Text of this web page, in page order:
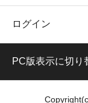
2025/3/22 遊戯
ス・ハンターズ
ジャスティス
2025/3/14 ポケ
強化拡張パック
熱風のアリー
2025/3/1 ワンピ
の拳 販売開始致
ログイン
PC版表示に切り